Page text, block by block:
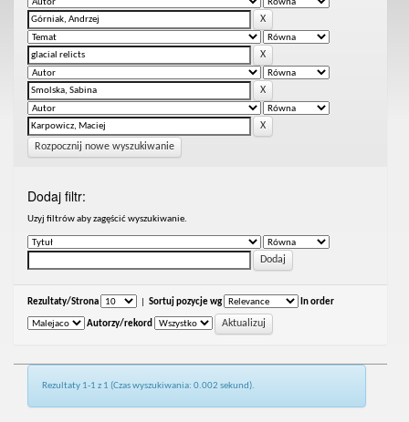
Rozpocznij nowe wyszukiwanie
Dodaj filtr:
Uzyj filtrów aby zagęścić wyszukiwanie.
Rezultaty/Strona Sortuj pozycje wg In order
Autorzy/rekord
Rezultaty 1-1 z 1 (Czas wyszukiwania: 0.002 sekund).